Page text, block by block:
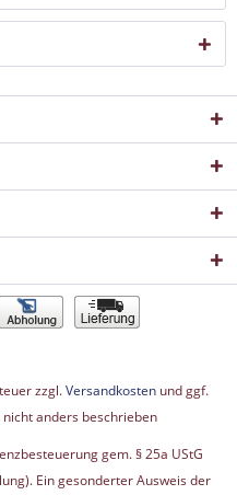
zzgl.Versandkosten und ggf.
anders beschrieben
gem. § 25a UStG
Ein gesonderter Ausweis der